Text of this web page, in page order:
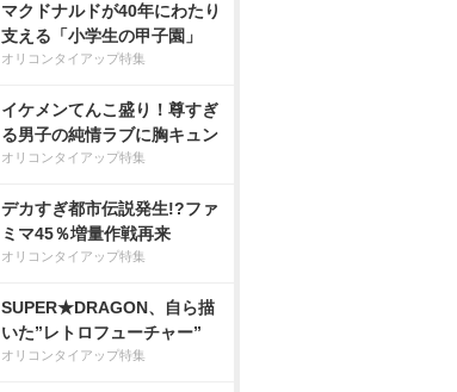
マクドナルドが40年にわたり
支える「小学生の甲子園」
オリコンタイアップ特集
イケメンてんこ盛り！尊すぎ
る男子の純情ラブに胸キュン
オリコンタイアップ特集
デカすぎ都市伝説発生!?ファ
ミマ45％増量作戦再来
オリコンタイアップ特集
SUPER★DRAGON、自ら描
いた”レトロフューチャー”
オリコンタイアップ特集